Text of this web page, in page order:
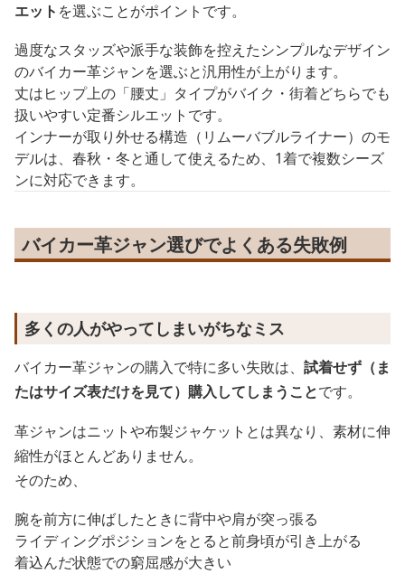
エット を選ぶことがポイントです。
過度なスタッズや派手な装飾を控えたシンプルなデザイン
のバイカー革ジャンを選ぶと汎用性が上がります。
丈はヒップ上の「腰丈」タイプがバイク・街着どちらでも
扱いやすい定番シルエットです。
インナーが取り外せる構造（リムーバブルライナー）のモ
デルは、春秋・冬と通して使えるため、1着で複数シーズ
ンに対応できます。
バイカー革ジャン選びでよくある失敗例
多くの人がやってしまいがちなミス
バイカー革ジャンの購入で特に多い失敗は、 試着せず（ま
たはサイズ表だけを見て）購入してしまうことです。
革ジャンはニットや布製ジャケットとは異なり、素材に伸
縮性がほとんどありません。
そのため、
腕を前方に伸ばしたときに背中や肩が突っ張る
ライディングポジションをとると前身頃が引き上がる
着込んだ状態での窮屈感が大きい